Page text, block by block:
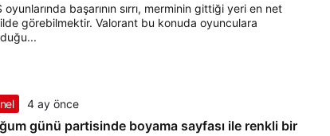
oyunlarında başarının sırrı, merminin gittiği yeri en net
görebilmektir. Valorant bu konuda oyunculara
4 ay önce
günü partisinde boyama sayfası ile renkli bir